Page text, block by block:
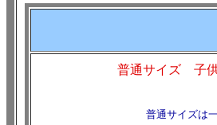
普通サイズ 子
普通サイズは